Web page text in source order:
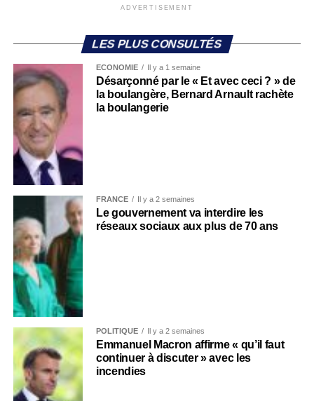
ADVERTISEMENT
LES PLUS CONSULTÉS
ECONOMIE Il y a 1 semaine
Désarçonné par le « Et avec ceci ? » de
la boulangère, Bernard Arnault rachète
la boulangerie
FRANCE Il y a 2 semaines
Le gouvernement va interdire les
réseaux sociaux aux plus de 70 ans
POLITIQUE Il y a 2 semaines
Emmanuel Macron affirme « qu’il faut
continuer à discuter » avec les
incendies